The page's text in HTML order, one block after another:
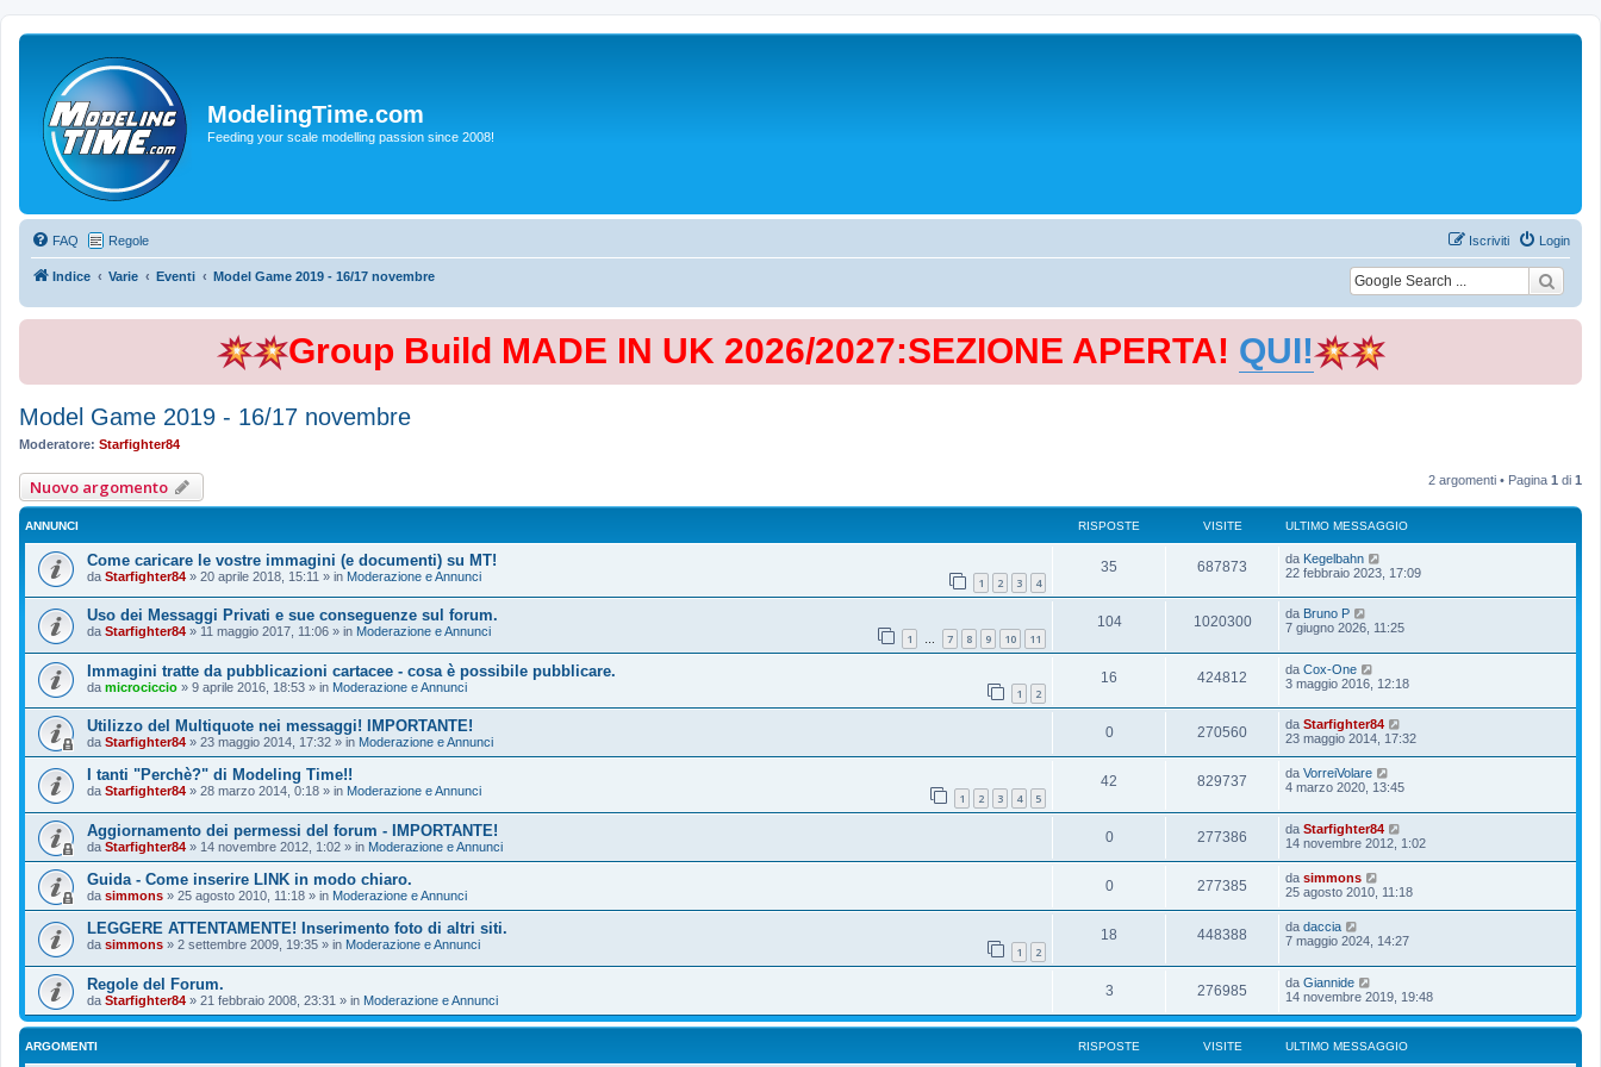
ModelingTime.com
Feeding your scale modelling passion since 2008!
FAQ Regole Login
Iscriviti
Indice Varie Eventi Model Game 2019 - 16/17 novembre
Group Build MADE IN UK 2026/2027:SEZIONE APERTA! QUI!
Model Game 2019 - 16/17 novembre
Moderatore: Starfighter84
Nuovo argomento 2 argomenti • Pagina 1 di 1
ANNUNCI RISPOSTE VISITE ULTIMO MESSAGGIO
Come caricare le vostre immagini (e documenti) su MT!
da Starfighter84 » 20 aprile 2018, 15:11 » in Moderazione e Annunci 1 2 3 4
35 687873 da Kegelbahn
22 febbraio 2023, 17:09
Uso dei Messaggi Privati e sue conseguenze sul forum.
da Starfighter84 » 11 maggio 2017, 11:06 » in Moderazione e Annunci 1 … 7 8 9 10 11
104 1020300 da Bruno P
7 giugno 2026, 11:25
Immagini tratte da pubblicazioni cartacee - cosa è possibile pubblicare.
da microciccio » 9 aprile 2016, 18:53 » in Moderazione e Annunci 1 2
16 424812 da Cox-One
3 maggio 2016, 12:18
Utilizzo del Multiquote nei messaggi! IMPORTANTE!
da Starfighter84 » 23 maggio 2014, 17:32 » in Moderazione e Annunci
0 270560 da Starfighter84
23 maggio 2014, 17:32
I tanti "Perchè?" di Modeling Time!!
da Starfighter84 » 28 marzo 2014, 0:18 » in Moderazione e Annunci 1 2 3 4 5
42 829737 da VorreiVolare
4 marzo 2020, 13:45
Aggiornamento dei permessi del forum - IMPORTANTE!
da Starfighter84 » 14 novembre 2012, 1:02 » in Moderazione e Annunci
0 277386 da Starfighter84
14 novembre 2012, 1:02
Guida - Come inserire LINK in modo chiaro.
da simmons » 25 agosto 2010, 11:18 » in Moderazione e Annunci
0 277385 da simmons
25 agosto 2010, 11:18
LEGGERE ATTENTAMENTE! Inserimento foto di altri siti.
da simmons » 2 settembre 2009, 19:35 » in Moderazione e Annunci 1 2
18 448388 da daccia
7 maggio 2024, 14:27
Regole del Forum.
da Starfighter84 » 21 febbraio 2008, 23:31 » in Moderazione e Annunci
3 276985 da Giannide
14 novembre 2019, 19:48
ARGOMENTI RISPOSTE VISITE ULTIMO MESSAGGIO